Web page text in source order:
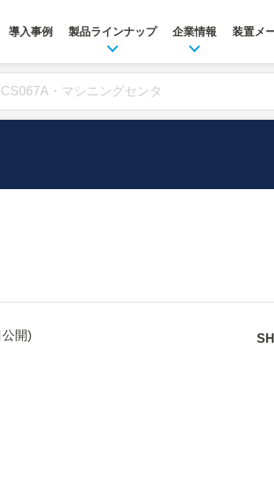
導入事例 製品ラインナップ 企業情報 装置メ
公開)